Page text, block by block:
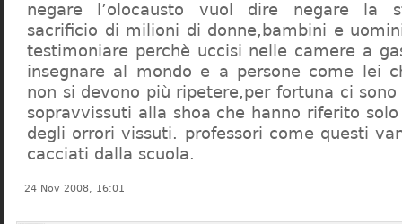
negare l’olocausto vuol dire negare la
sacrificio di milioni di donne,bambini e
testimoniare perchè uccisi nelle camere a
insegnare al mondo e a persone come lei
non si devono più ripetere,per fortuna ci
sopravvissuti alla shoa che hanno riferito
degli orrori vissuti. professori come questi
cacciati dalla scuola.
24 Nov 2008, 16:01